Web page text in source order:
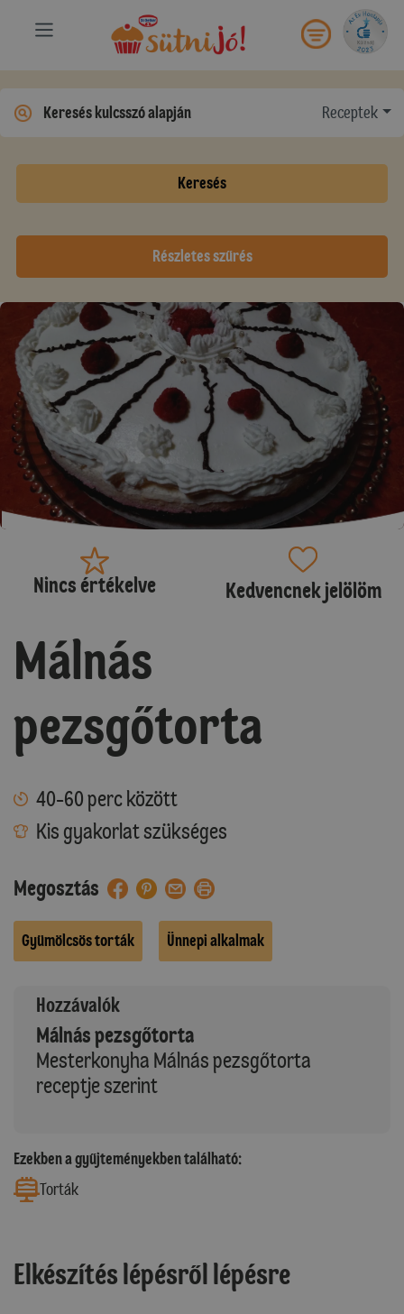
Receptek
Keresés
Részletes szűrés
Nincs értékelve Kedvencnek jelölöm
Málnás
pezsgőtorta
40-60 perc között
Kis gyakorlat szükséges
Megosztás
Gyümölcsös torták Ünnepi alkalmak
Hozzávalók
Málnás pezsgőtorta
Mesterkonyha Málnás pezsgőtorta
receptje szerint
Ezekben a gyűjteményekben található:
Torták
Elkészítés lépésről lépésre